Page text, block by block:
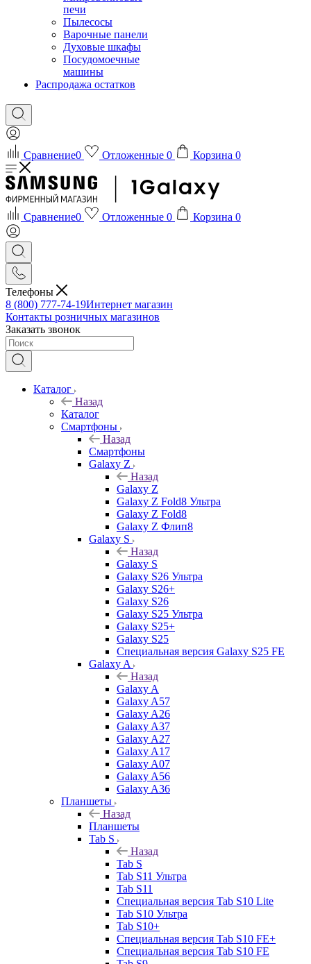
печи
Пылесосы
Варочные панели
Духовые шкафы
Посудомоечные
машины
Распродажа остатков
Сравнение0 Отложенные 0 Корзина 0
Сравнение0 Отложенные 0 Корзина 0
Телефоны
8 (800) 777-74-19Интернет магазин
Контакты розничных магазинов
Заказать звонок
Каталог
Назад
Каталог
Смартфоны
Назад
Смартфоны
Galaxy Z
Назад
Galaxy Z
Galaxy Z Fold8 Ультра
Galaxy Z Fold8
Galaxy Z Флип8
Galaxy S
Назад
Galaxy S
Galaxy S26 Ультра
Galaxy S26+
Galaxy S26
Galaxy S25 Ультра
Galaxy S25+
Galaxy S25
Специальная версия Galaxy S25 FE
Galaxy A
Назад
Galaxy A
Galaxy A57
Galaxy A26
Galaxy A37
Galaxy A27
Galaxy A17
Galaxy A07
Galaxy A56
Galaxy A36
Планшеты
Назад
Планшеты
Tab S
Назад
Tab S
Tab S11 Ультра
Tab S11
Специальная версия Tab S10 Lite
Tab S10 Ультра
Tab S10+
Специальная версия Tab S10 FE+
Специальная версия Tab S10 FE